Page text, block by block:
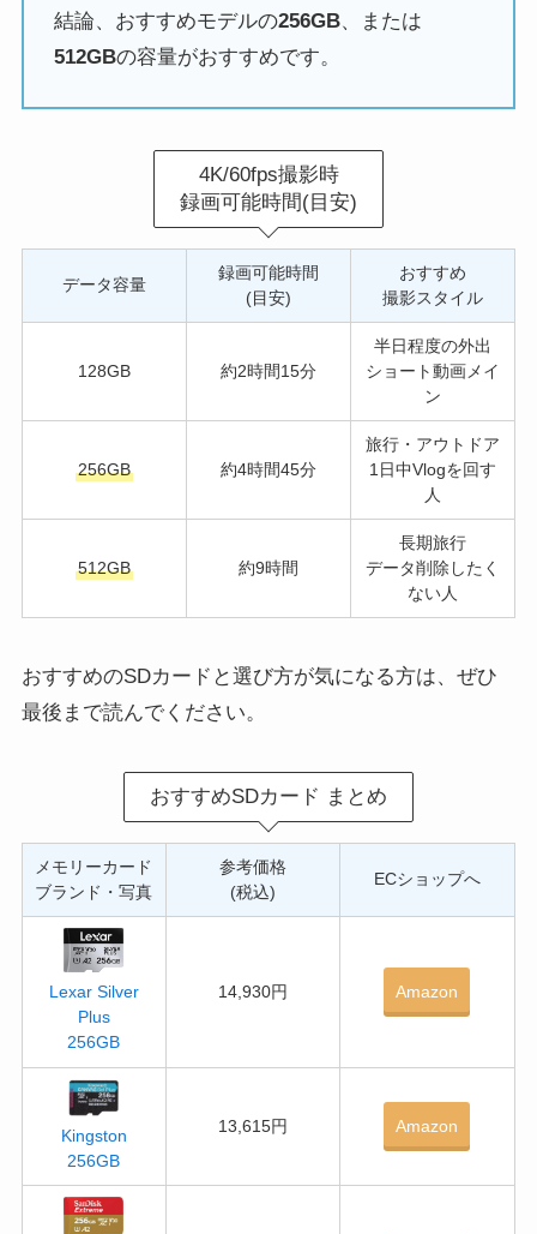
結論、おすすめモデルの256GB、または
512GBの容量がおすすめです。
4K/60fps撮影時
録画可能時間(目安)
データ容量
録画可能時間
(目安)
おすすめ
撮影スタイル
128GB 約2時間15分
半日程度の外出
ショート動画メイ
ン
256GB 約4時間45分
旅行・アウトドア
1日中Vlogを回す
人
512GB 約9時間
長期旅行
データ削除したく
ない人
おすすめのSDカードと選び方が気になる方は、ぜひ
最後まで読んでください。
おすすめSDカード まとめ
メモリーカード
ブランド・写真
参考価格
(税込)
ECショップへ
Lexar Silver
Plus
256GB
14,930円 Amazon
Kingston
256GB
13,615円 Amazon